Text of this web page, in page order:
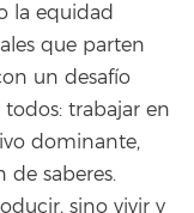
la equidad
que parten
un desafío
trabajar en
dominante,
saberes.
sino vivir y